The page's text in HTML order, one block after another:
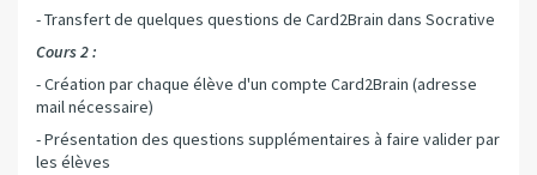
- Transfert de quelques questions de Card2Brain dans Socrative
Cours 2 :
- Création par chaque élève d'un compte Card2Brain (adresse
mail nécessaire)
- Présentation des questions supplémentaires à faire valider par
les élèves